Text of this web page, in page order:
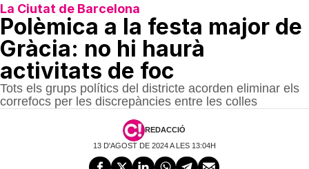
La Ciutat de Barcelona
Polèmica a la festa major de
Gràcia: no hi haurà
activitats de foc
Tots els grups polítics del districte acorden eliminar els
correfocs per les discrepàncies entre les colles
REDACCIÓ
13 D'AGOST DE 2024 A LES 13:04H